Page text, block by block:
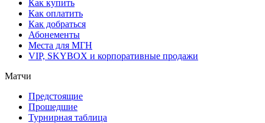
Как купить
Как оплатить
Как добраться
Абонементы
Места для МГН
VIP, SKYBOX и корпоративные продажи
Матчи
Предстоящие
Прошедшие
Турнирная таблица